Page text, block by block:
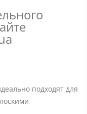
подходят для